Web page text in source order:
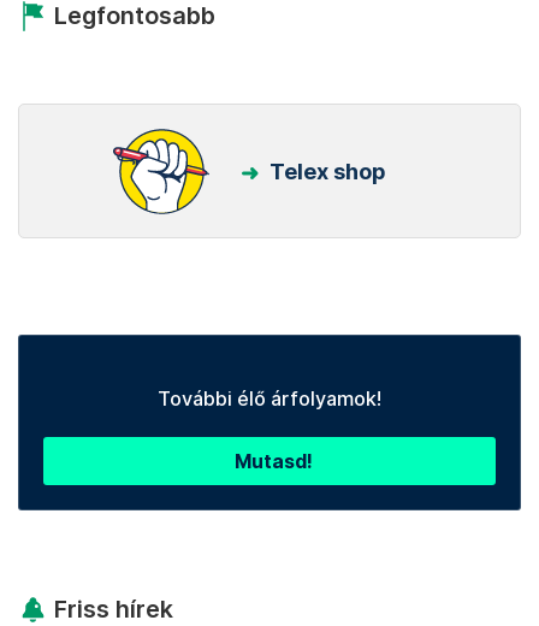
Legfontosabb
Telex shop
További élő árfolyamok!
Mutasd!
Friss hírek